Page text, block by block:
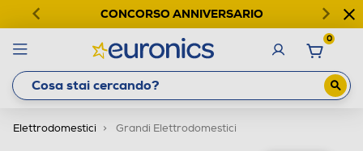
CONCORSO ANNIVERSARIO
0
Elettrodomestici Grandi Elettrodomestici